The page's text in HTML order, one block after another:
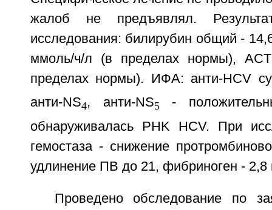
жалоб не предъявлял.
исследования: билирубин общий -
ммоль/ч/л (в пределах нормы),
пределах нормы). ИФА: анти-HCV
анти-NS4, анти-NS5 -
обнаруживалась PHK HCV. При
гемостаза - снижение
удлинение ПВ до 21, фибриноген - 2,8
Проведено обследование по